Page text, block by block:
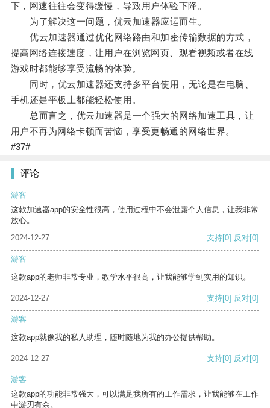
下，网速往往会变得缓慢，导致用户体验下降。
为了解决这一问题，优云加速器应运而生。
优云加速器通过优化网络路由和加密传输数据的方式，
提高网络连接速度，让用户在浏览网页、观看视频或者在线
游戏时都能够享受流畅的体验。
同时，优云加速器还支持多平台使用，无论是在电脑、
手机还是平板上都能轻松使用。
总而言之，优云加速器是一个强大的网络加速工具，让
用户不再为网络卡顿而苦恼，享受更畅通的网络世界。
#37#
评论
游客
这款加速器app的安全性很高，使用过程中不会泄露个人信息，让我非常
放心。
2024-12-27
支持[0] 反对[0]
游客
这款app的老师非常专业，教学水平很高，让我能够学到实用的知识。
2024-12-27 支持[0] 反对[0]
游客
这款app就像我的私人助理，随时随地为我的办公提供帮助。
2024-12-27 支持[0] 反对[0]
游客
这款app的功能非常强大，可以满足我所有的工作需求，让我能够在工作
中游刃有余。